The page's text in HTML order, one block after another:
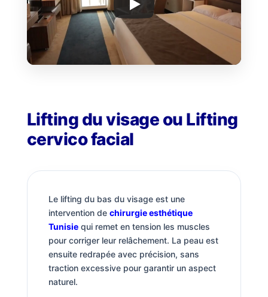
Lifting du visage ou Lifting
cervico facial
Le lifting du bas du visage est une
intervention de chirurgie esthétique
Tunisiequi remet en tension les muscles
pour corriger leur relâchement. La peau est
ensuite redrapée avec précision, sans
traction excessive pour garantir un aspect
naturel.